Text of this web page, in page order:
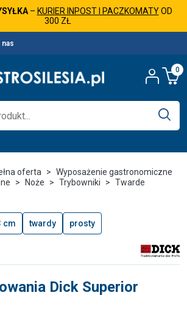
– KURIER INPOST I PACZKOMATYOD
300 ZŁ
nas
0
oferta
Wyposażenie gastronomiczne
Noże Trybowniki Twarde
cm twardy prosty
Dick Superior